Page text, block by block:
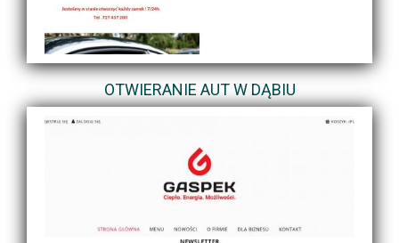
OTWIERANIE AUT W DĄBIU